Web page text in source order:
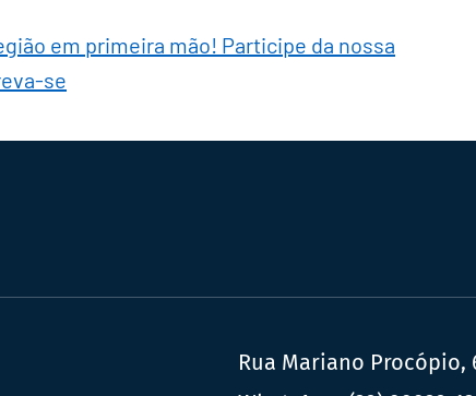
em primeira mão! Participe da nossa
se
Rua Mariano